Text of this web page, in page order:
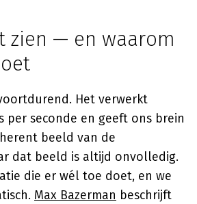
zien — en waarom
Het verwerkt
per seconde en geeft ons brein
beeld van de
dat beeld is altijd onvolledig.
die er wél toe doet, en we
Max Bazerman beschrijft